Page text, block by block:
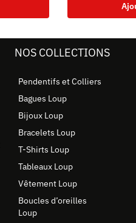
NOS COLLECTIONS
Pendentifs et Colliers
Bagues Loup
Bijoux Loup
Bracelets Loup
T-Shirts Loup
Tableaux Loup
Vêtement Loup
Boucles d’oreilles
Loup